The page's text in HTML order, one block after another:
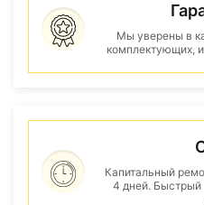
Мы уверены в
комплектующих,
Капитальный
4 дней. Быстрый